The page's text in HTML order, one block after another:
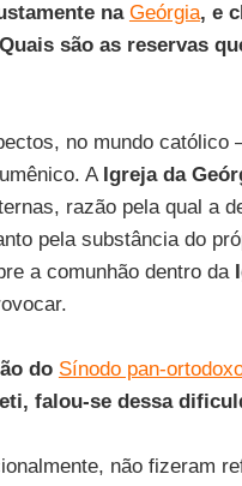
na Geórgia, e
são as reservas
no mundo católico
A Igreja da
razão pela qual a
pela substância do
a comunhão dentro da
do Sínodo pan-
falou-se dessa
não fizeram